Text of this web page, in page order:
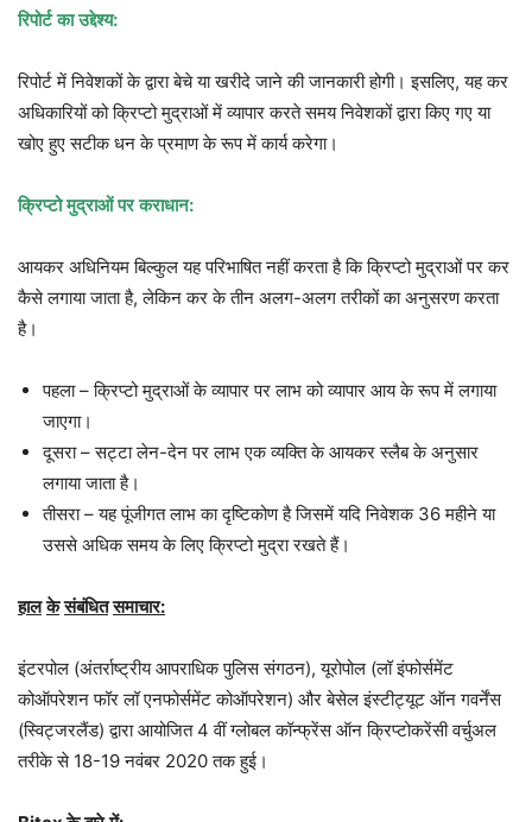
रिपोर्ट का उद्देश्य:
रिपोर्ट में निवेशकों के द्वारा बेचे या खरीदे जाने की जानकारी होगी। इसलिए, यह कर
अधिकारियों को क्रिप्टो मुद्राओं में व्यापार करते समय निवेशकों द्वारा किए गए या
खोए हुए सटीक धन के प्रमाण के रूप में कार्य करेगा।
क्रिप्टो मुद्राओं पर कराधान:
आयकर अधिनियम बिल्कुल यह परिभाषित नहीं करता है कि क्रिप्टो मुद्राओं पर कर
कैसे लगाया जाता है, लेकिन कर के तीन अलग-अलग तरीकों का अनुसरण करता
है।
पहला – क्रिप्टो मुद्राओं के व्यापार पर लाभ को व्यापार आय के रूप में लगाया
जाएगा।
दूसरा – सट्टा लेन-देन पर लाभ एक व्यक्ति के आयकर स्लैब के अनुसार
लगाया जाता है।
तीसरा – यह पूंजीगत लाभ का दृष्टिकोण है जिसमें यदि निवेशक 36 महीने या
उससे अधिक समय के लिए क्रिप्टो मुद्रा रखते हैं।
हाल के संबंधित समाचार:
इंटरपोल (अंतर्राष्ट्रीय आपराधिक पुलिस संगठन), यूरोपोल (लॉ इंफोर्समेंट
कोऑपरेशन फॉर लॉ एनफोर्समेंट कोऑपरेशन) और बेसेल इंस्टीट्यूट ऑन गवर्नेंस
(स्विट्जरलैंड) द्वारा आयोजित 4 वीं ग्लोबल कॉन्फ्रेंस ऑन क्रिप्टोकरेंसी वर्चुअल
तरीके से 18-19 नवंबर 2020 तक हुई।